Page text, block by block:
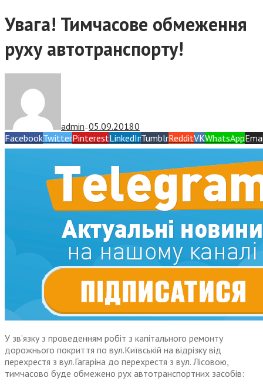
Увага! Тимчасове обмеження
руху автотранспорту!
admin —05.09.20180
FacebookTwitterPinterestLinkedInTumblrRedditVKWhatsApp
У зв’язку з проведенням робіт з капітального ремонту
дорожнього покриття по вул.Київській на відрізку від
перехрестя з вул.Гагаріна до перехрестя з вул. Лісовою,
тимчасово буде обмежено рух автотранспортних засобів: